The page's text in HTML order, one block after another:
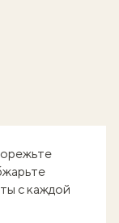
с каждой